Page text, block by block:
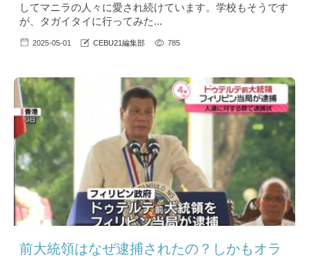
してマニラの人々に愛され続けています。学校もそうです
が、タガイタイに行ってみた...
2025-05-01 CEBU21編集部 785
前大統領はなぜ逮捕されたの？しかもオラ